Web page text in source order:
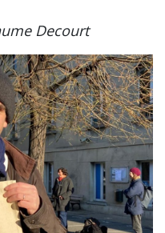
Decourt